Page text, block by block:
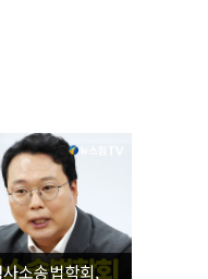
소송법학회,